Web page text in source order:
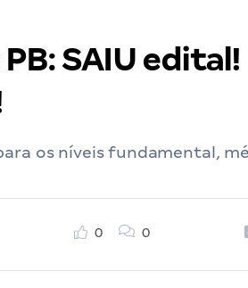
SAIU edital!
os níveis fundamental,
0 0